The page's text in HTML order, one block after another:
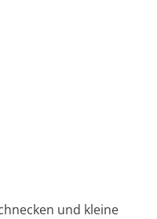
und kleine